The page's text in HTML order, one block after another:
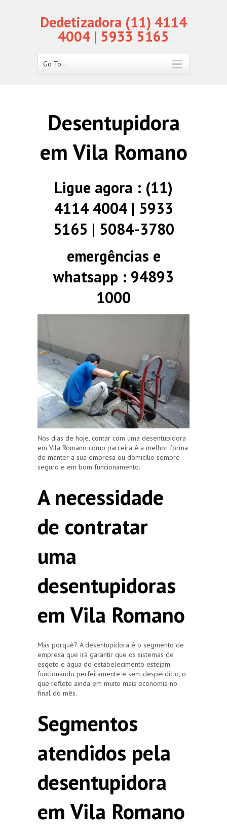
Dedetizadora (11) 4114
4004 | 5933 5165
Go To...
Desentupidora
em Vila Romano
Ligue agora : (11)
4114 4004 | 5933
5165 | 5084-3780
emergências e
whatsapp : 94893
1000
Nos dias de hoje, contar com uma desentupidora
em Vila Romano como parceira é a melhor forma
de manter a sua empresa ou domicílio sempre
seguro e em bom funcionamento.
A necessidade
de contratar
uma
desentupidoras
em Vila Romano
Mas porquê? A desentupidora é o segmento de
empresa que irá garantir que os sistemas de
esgoto e água do estabelecimento estejam
funcionando perfeitamente e sem desperdício, o
que reflete ainda em muito mais economia no
final do mês.
Segmentos
atendidos pela
desentupidora
em Vila Romano